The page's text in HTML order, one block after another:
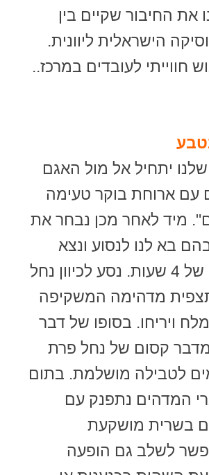
את החיבור שקיים בין
הישראלית ליוונית.
חווייתי לעובדים במרכז..
יתחיל אל מול האגם
עם ארוחת בוקר טעימה
מיד לאחר מכן נבחר את
בא לנו לנסוע ונצא
למסע מדברי של 4 שעות. נסע לכיוון נחל
מדהימה המשקיפה
ויריחו. בסופו של דבר
מדבר קסום של נחל פרת
לטבילה מושלמת. בתום
המדהים נתפנק עם
בשרית מושקעת
לשלב גם הופעה